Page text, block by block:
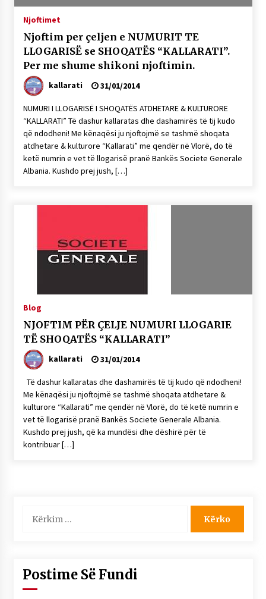
ZHVILLUA EDICIONI I TRETË I PIKNIKU
26/05/2026
Gazeta Kallarati nr. 117
03/05/2026
Gazeta Kallarati nr. 116
28/01/2026
Mbi kockat e martirëve ngrihet Atdheu
17/10/2025
04/10/2025
22/09/2025
– ËNGJËLL HASIMAJ – “KUJTIMET E MIA PËR
KALLARATIN SI MËSUES I MATEMATIKËS, POR
EDHE SI NJË BANOR I PËRKOHSHËM I TIJ”
12/09/2025
Gazeta Kallarati nr. 114
06/02/2025
Njoftimet
Njoftim per çeljen e NUMURIT TE
LLOGARISË se SHOQATËS “KALLARATI”.
Per me shume shikoni njoftimin.
kallarati 31/01/2014
NUMURI I LLOGARISË I SHOQATËS ATDHETARE & KULTURORE
“KALLARATI” Të dashur kallaratas dhe dashamirës të tij kudo
që ndodheni! Me kënaqësi ju njoftojmë se tashmë shoqata
atdhetare & kulturore “Kallarati” me qendër në Vlorë, do të
ketë numrin e vet të llogarisë pranë Bankës Societe Generale
Albania. Kushdo prej jush, […]
Blog
NJOFTIM PËR ÇELJE NUMURI LLOGARIE
TË SHOQATËS “KALLARATI”
kallarati 31/01/2014
Të dashur kallaratas dhe dashamirës të tij kudo që ndodheni!
Me kënaqësi ju njoftojmë se tashmë shoqata atdhetare &
kulturore “Kallarati” me qendër në Vlorë, do të ketë numrin e
vet të llogarisë pranë Bankës Societe Generale Albania.
Kushdo prej jush, që ka mundësi dhe dëshirë për të
kontribuar […]
për:
Postime Së Fundi